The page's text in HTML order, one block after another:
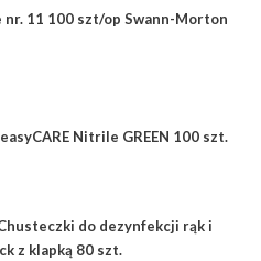
11 100 szt/op Swann-Morton
Nitrile GREEN 100 szt.
do dezynfekcji rąk i
z klapką 80 szt.